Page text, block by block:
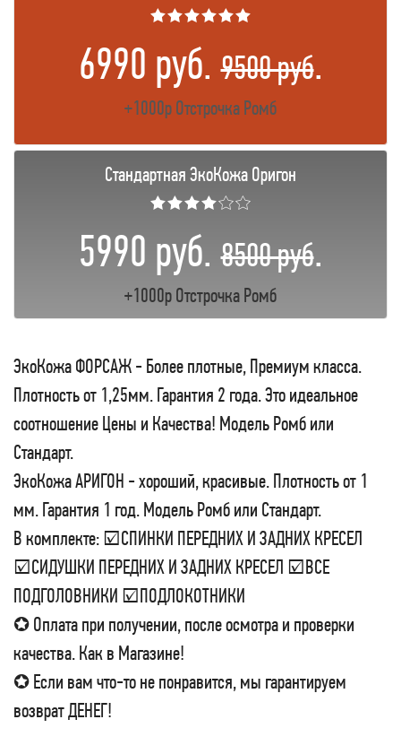
★★★★★★
6990 руб.9500 руб.
+1000р Отстрочка Ромб
Стандартная ЭкоКожа Оригон
★★★★☆☆
5990 руб.8500 руб.
+1000р Отстрочка Ромб
ЭкоКожа ФОРСАЖ - Более плотные, Премиум класса.
Плотность от 1,25мм. Гарантия 2 года. Это идеальное
соотношение Цены и Качества! Модель Ромб или
Стандарт.
ЭкоКожа АРИГОН - хороший, красивые. Плотность от 1
мм. Гарантия 1 год. Модель Ромб или Стандарт.
В комплекте: ☑СПИНКИ ПЕРЕДНИХ И ЗАДНИХ КРЕСЕЛ
☑СИДУШКИ ПЕРЕДНИХ И ЗАДНИХ КРЕСЕЛ ☑ВСЕ
ПОДГОЛОВНИКИ ☑ПОДЛОКОТНИКИ
✪ Оплата при получении, после осмотра и проверки
качества. Как в Магазине!
✪ Если вам что-то не понравится, мы гарантируем
возврат ДЕНЕГ!